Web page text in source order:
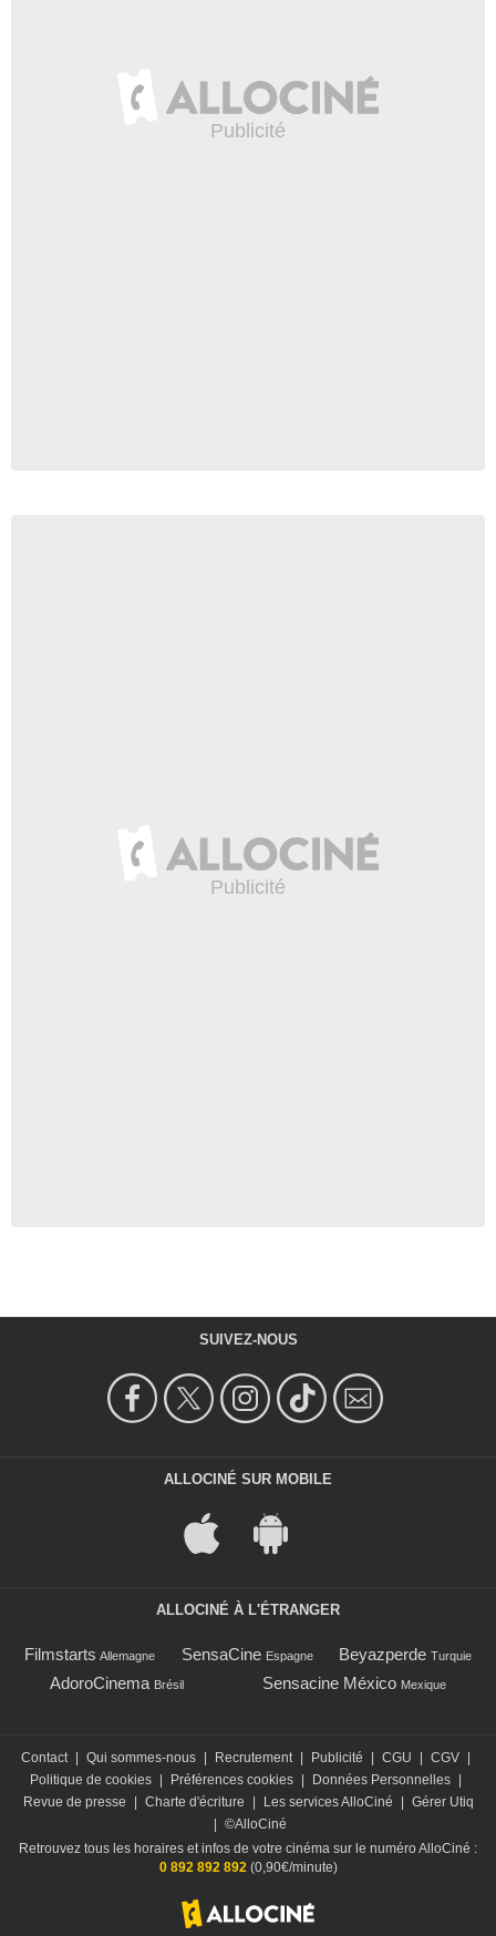
SUIVEZ-NOUS
ALLOCINÉ SUR MOBILE
ALLOCINÉ À L'ÉTRANGER
Filmstarts Allemagne SensaCine Espagne Beyazperde Turquie
AdoroCinema Brésil Sensacine México Mexique
Contact | Qui sommes-nous | Recrutement | Publicité | CGU | CGV |
Politique de cookies | Préférences cookies | Données Personnelles |
Revue de presse
| Charte d'écriture | Les services AlloCiné | Gérer Utiq
| ©AlloCiné
Retrouvez tous les horaires et infos de votre cinéma sur le numéro AlloCiné :
0 892 892 892 (0,90€/minute)